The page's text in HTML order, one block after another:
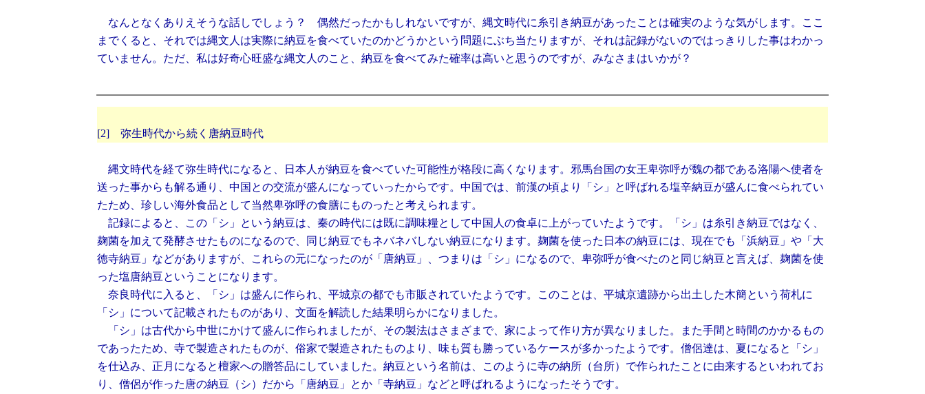
なんとなくありえそうな話しでしょう？ 偶然だったかもしれないですが、縄文時代に糸引き納豆があったことは確実のような気がします。ここ
までくると、それでは縄文人は実際に納豆を食べていたのかどうかという問題にぶち当たりますが、それは記録がないのではっきりした事はわかっ
ていません。ただ、私は好奇心旺盛な縄文人のこと、納豆を食べてみた確率は高いと思うのですが、みなさまはいかが？
[2] 弥生時代から続く唐納豆時代
縄文時代を経て弥生時代になると、日本人が納豆を食べていた可能性が格段に高くなります。邪馬台国の女王卑弥呼が魏の都である洛陽へ使者を
送った事からも解る通り、中国との交流が盛んになっていったからです。中国では、前漢の頃より「シ」と呼ばれる塩辛納豆が盛んに食べられてい
たため、珍しい海外食品として当然卑弥呼の食膳にものったと考えられます。
記録によると、この「シ」という納豆は、秦の時代には既に調味糧として中国人の食卓に上がっていたようです。「シ」は糸引き納豆ではなく、
麹菌を加えて発酵させたものになるので、同じ納豆でもネバネバしない納豆になります。麹菌を使った日本の納豆には、現在でも「浜納豆」や「大
徳寺納豆」などがありますが、これらの元になったのが「唐納豆」、つまりは「シ」になるので、卑弥呼が食べたのと同じ納豆と言えば、麹菌を使
った塩唐納豆ということになります。
奈良時代に入ると、「シ」は盛んに作られ、平城京の都でも市販されていたようです。このことは、平城京遺跡から出土した木簡という荷札に
「シ」について記載されたものがあり、文面を解読した結果明らかになりました。
「シ」は古代から中世にかけて盛んに作られましたが、その製法はさまざまで、家によって作り方が異なりました。また手間と時間のかかるもの
であったため、寺で製造されたものが、俗家で製造されたものより、味も質も勝っているケースが多かったようです。僧侶達は、夏になると「シ」
を仕込み、正月になると檀家への贈答品にしていました。納豆という名前は、このように寺の納所（台所）で作られたことに由来するといわれてお
り、僧侶が作った唐の納豆（シ）だから「唐納豆」とか「寺納豆」などと呼ばれるようになったそうです。